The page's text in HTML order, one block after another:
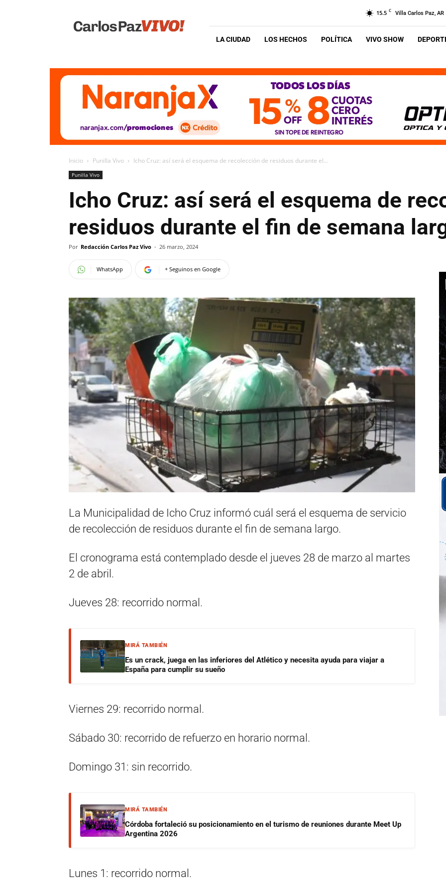
Vivo
15.5 C Villa Carlos Paz, AR
LA CIUDAD LOS HECHOS POLÍTICA VIVO SHOW
Inicio Punilla Vivo Icho Cruz: así será el esquema de recolección de residuos durante el...
Punilla Vivo
Icho Cruz: así será el esquema de
residuos durante el fin de semana
Por Redacción Carlos Paz Vivo - 26 marzo, 2024
WhatsApp + Seguinos en Google
La Municipalidad de Icho Cruz informó cuál será el esquema de servicio
de recolección de residuos durante el fin de semana largo.
El cronograma está contemplado desde el jueves 28 de marzo al martes
2 de abril.
Jueves 28: recorrido normal.
MIRÁ TAMBIÉN
Es un crack, juega en las inferiores del Atlético y necesita ayuda para viajar a
España para cumplir su sueño
Viernes 29: recorrido normal.
Sábado 30: recorrido de refuerzo en horario normal.
Domingo 31: sin recorrido.
MIRÁ TAMBIÉN
Córdoba fortaleció su posicionamiento en el turismo de reuniones durante Meet Up
Argentina 2026
Lunes 1: recorrido normal.